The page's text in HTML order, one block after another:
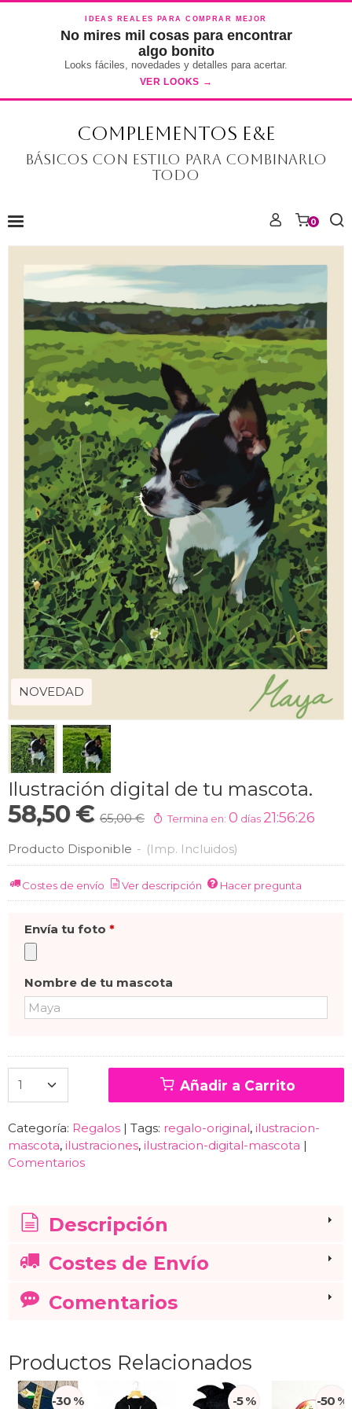
IDEAS REALES PARA COMPRAR MEJOR
No mires mil cosas para encontrar
algo bonito
Looks fáciles, novedades y detalles para acertar.
VER LOOKS →
COMPLEMENTOS E&E
Básicos con estilo para combinarlo
todo
0
NOVEDAD
Ilustración digital de tu mascota.
58,50 € 65,00 € Termina en: 0 días 21:56:25
Producto Disponible - (Imp. Incluidos)
Costes de envío Ver descripción Hacer pregunta
Envía tu foto *
Nombre de tu mascota
Añadir a Carrito
Categoría: Regalos | Tags: regalo-original ilustracion-
mascota ilustraciones ilustracion-digital-mascota |
Comentarios
Descripción
Costes de Envío
Comentarios
Productos Relacionados
-30 % -5 % -50 %